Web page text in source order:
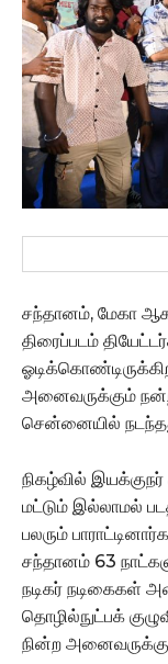
சந்தானம், மேகா
திரைப்படம்
அனைவருக்கும்
சென்னையில்
நிகழ்வில்
மட்டும் இல்லாமல்
பலரும்
சந்தானம் 63
நடிகர் நடிகைகள்
தொழில்நுட்பக்
நின்ற